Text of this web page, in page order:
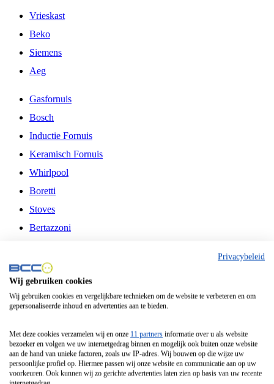
Vrieskast
Beko
Siemens
Aeg
Gasfornuis
Bosch
Inductie Fornuis
Keramisch Fornuis
Whirlpool
Boretti
Stoves
Bertazzoni
Fitelli
Airfryer
Frituurpan
Contactgrill
Broodbakmachine
Broodrooster
Privacybeleid
Wij gebruiken cookies
Wij gebruiken cookies en vergelijkbare technieken om de website te verbeteren en om
gepersonaliseerde inhoud en advertenties aan te bieden.
Met deze cookies verzamelen wij en onze 11 partners informatie over u als website
bezoeker en volgen we uw internetgedrag binnen en mogelijk ook buiten onze website
aan de hand van unieke factoren, zoals uw IP-adres. Wij bouwen op die wijze uw
persoonlijke profiel op. Hiermee passen wij onze website en communicatie aan op uw
voorkeuren. Ook kunnen wij zo gerichte advertenties laten zien op basis van uw recente